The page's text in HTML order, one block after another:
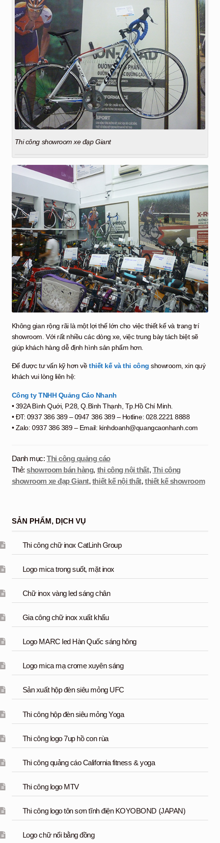
Thi công showroom xe đạp Giant
Không gian rộng rãi là một lợi thế lớn cho việc thiết kế và trang trí
showroom. Với rất nhiều các dòng xe, việc trung bày tách biệt sẽ
giúp khách hàng dễ định hình sản phẩm hơn.
Để được tư vấn kỹ hơn vềthiết kế và thi công showroom, xin quý
khách vui lòng liên hệ:
Công ty TNHH Quảng Cáo Nhanh
• 392A Bình Quới, P.28, Q.Bình Thạnh, Tp.Hồ Chí Minh.
• ĐT: 0937 386 389 – 0947 386 389 – Hotline: 028.2221 8888
• Zalo: 0937 386 389 – Email: kinhdoanh@quangcaonhanh.com
Danh mục:Thi công quảng cáo
Thẻ:showroom bán hàng, thi công nội thất, Thi công
showroom xe đạp Giant, thiết kế nội thất,thiết kế showroom
SẢN PHẨM, DỊCH VỤ
Thi công chữ inox CatLinh Group
Logo mica trong suốt, mặt inox
Chữ inox vàng led sáng chân
Gia công chữ inox xuất khẩu
Logo MARC led Hàn Quốc sáng hông
Logo mica mạ crome xuyên sáng
Sản xuất hộp đèn siêu mỏng UFC
Thi công hộp đèn siêu mỏng Yoga
Thi công logo 7up hồ con rùa
Thi công quảng cáo California fitness & yoga
Thi công logo MTV
Thi công logo tôn sơn tĩnh điện KOYOBOND (JAPAN)
Logo chữ nổi bằng đồng